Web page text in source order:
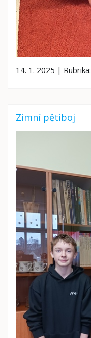
14. 1. 2025 | Rubrika:
Zimní pětiboj